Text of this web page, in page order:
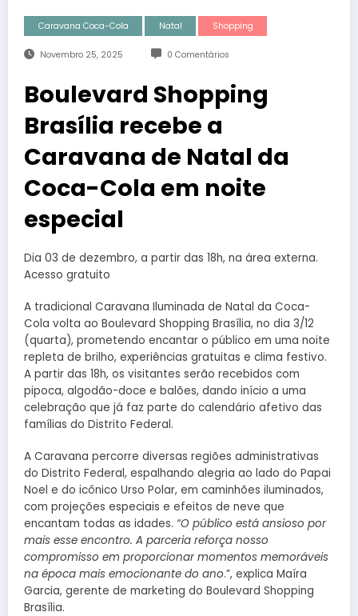
Caravana Coca-Cola Natal Shopping
Novembro 25, 2025 0 Comentários
Boulevard Shopping
Brasília recebe a
Caravana de Natal da
Coca-Cola em noite
especial
Dia 03 de dezembro, a partir das 18h, na área externa.
Acesso gratuito
A tradicional Caravana Iluminada de Natal da Coca-
Cola volta ao Boulevard Shopping Brasília, no dia 3/12
(quarta), prometendo encantar o público em uma noite
repleta de brilho, experiências gratuitas e clima festivo.
A partir das 18h, os visitantes serão recebidos com
pipoca, algodão-doce e balões, dando início a uma
celebração que já faz parte do calendário afetivo das
famílias do Distrito Federal.
A Caravana percorre diversas regiões administrativas
do Distrito Federal, espalhando alegria ao lado do Papai
Noel e do icônico Urso Polar, em caminhões iluminados,
com projeções especiais e efeitos de neve que
encantam todas as idades. “O público está ansioso por
mais esse encontro. A parceria reforça nosso
compromisso em proporcionar momentos memoráveis
na época mais emocionante do ano.”, explica Maíra
Garcia, gerente de marketing do Boulevard Shopping
Brasília.